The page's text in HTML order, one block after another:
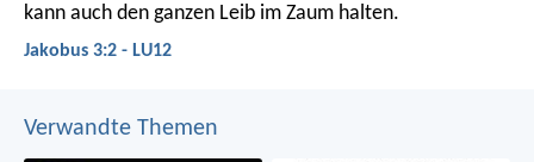
kann auch den ganzen Leib im Zaum halten.
Jakobus 3:2 - LU12
Verwandte Themen